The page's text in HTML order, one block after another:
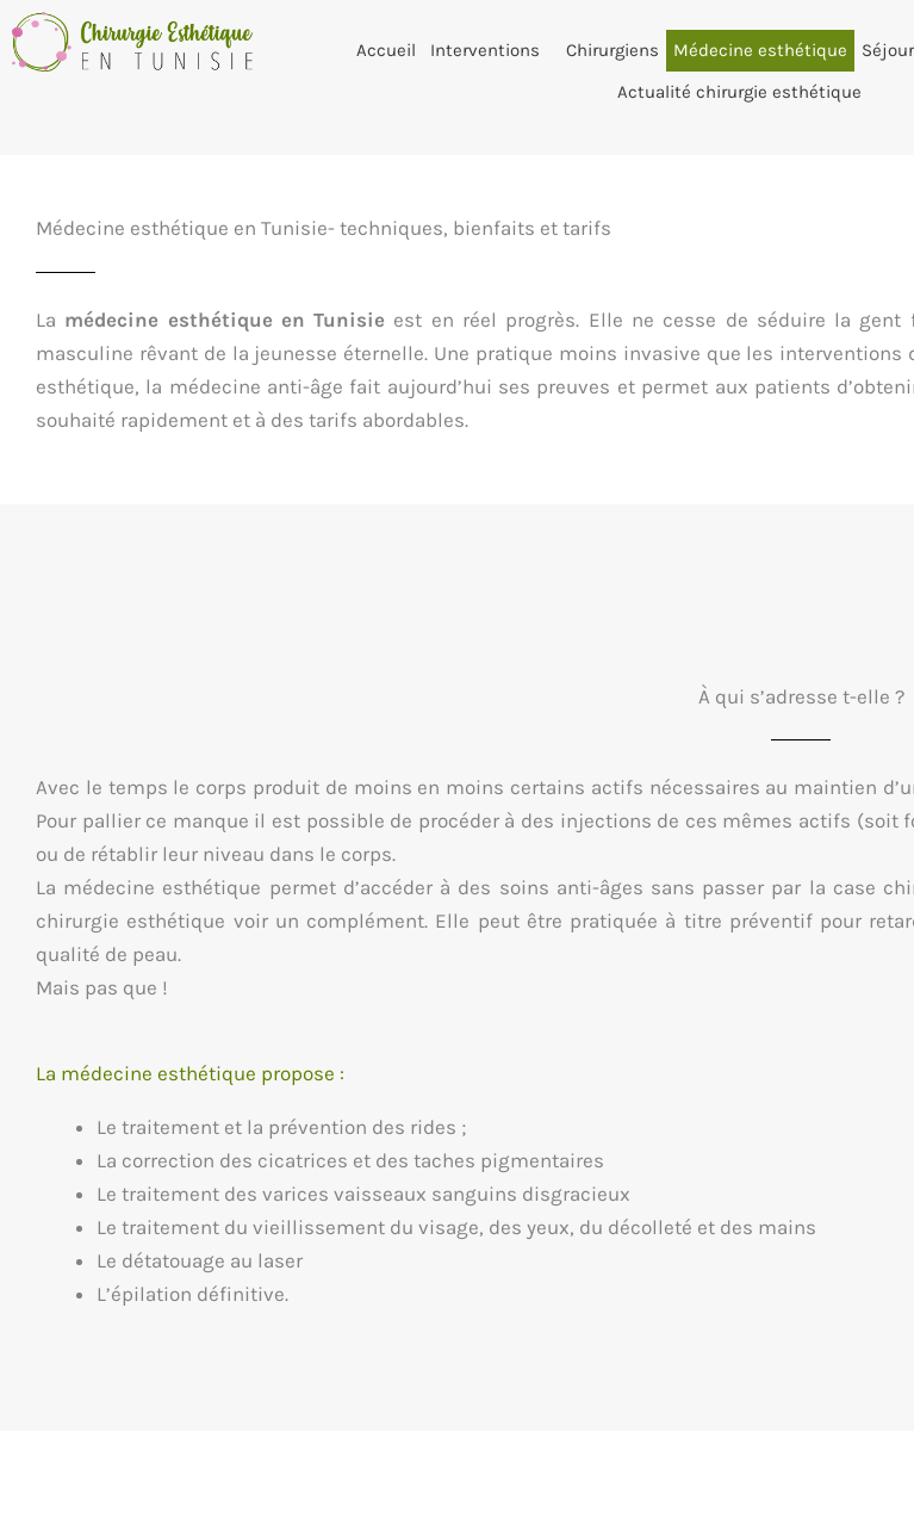
Accueil Interventions Chirurgiens Médecine esthétique Séjour
Actualité chirurgie esthétique
Médecine esthétique en Tunisie- techniques, bienfaits et tarifs
La médecine esthétique en Tunisie est en réel progrès. Elle ne cesse de séduire la gent
masculine rêvant de la jeunesse éternelle. Une pratique moins invasive que les interventions
esthétique, la médecine anti-âge fait aujourd’hui ses preuves et permet aux patients
souhaité rapidement et à des tarifs abordables.
À qui s’adresse t-elle ?
Avec le temps le corps produit de moins en moins certains actifs nécessaires au maintien
Pour pallier ce manque il est possible de procéder à des injections de ces mêmes actifs
ou de rétablir leur niveau dans le corps.
La médecine esthétique permet d’accéder à des soins anti-âges sans passer par la case
chirurgie esthétique voir un complément. Elle peut être pratiquée à titre préventif pour
qualité de peau.
Mais pas que !
La médecine esthétique propose :
Le traitement et la prévention des rides ;
La correction des cicatrices et des taches pigmentaires
Le traitement des varices vaisseaux sanguins disgracieux
Le traitement du vieillissement du visage, des yeux, du décolleté et des mains
Le détatouage au laser
L’épilation définitive.